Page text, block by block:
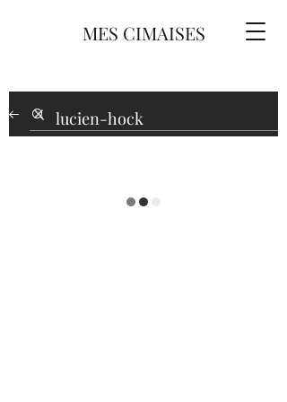
MES CIMAISES